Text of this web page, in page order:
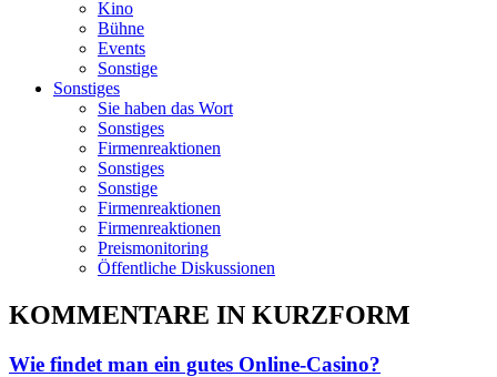
Kino
Bühne
Events
Sonstige
Sonstiges
Sie haben das Wort
Sonstiges
Firmenreaktionen
Sonstiges
Sonstige
Firmenreaktionen
Firmenreaktionen
Preismonitoring
Öffentliche Diskussionen
KOMMENTARE IN KURZFORM
Wie findet man ein gutes Online-Casino?